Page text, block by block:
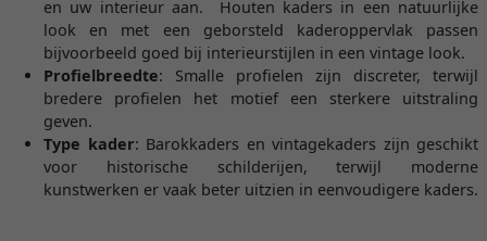
en uw interieur aan. Houten kaders in een natuurlijke
look en met een geborsteld kaderoppervlak passen
bijvoorbeeld goed bij interieurstijlen in een vintage look.
Profielbreedte: Smalle profielen zijn discreter, terwijl
bredere profielen het motief een sterkere uitstraling
geven.
Type kader: Barokkaders en vintagekaders zijn geschikt
voor historische schilderijen, terwijl moderne
kunstwerken er vaak beter uitzien in eenvoudigere kaders.